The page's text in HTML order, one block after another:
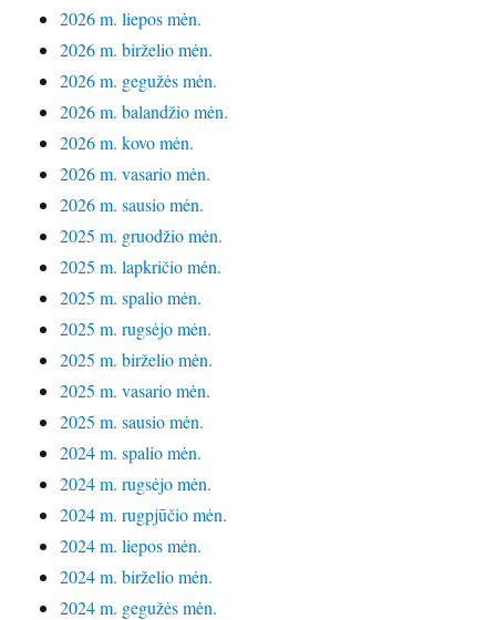
2026 m. liepos mėn.
2026 m. birželio mėn.
2026 m. gegužės mėn.
2026 m. balandžio mėn.
2026 m. kovo mėn.
2026 m. vasario mėn.
2026 m. sausio mėn.
2025 m. gruodžio mėn.
2025 m. lapkričio mėn.
2025 m. spalio mėn.
2025 m. rugsėjo mėn.
2025 m. birželio mėn.
2025 m. vasario mėn.
2025 m. sausio mėn.
2024 m. spalio mėn.
2024 m. rugsėjo mėn.
2024 m. rugpjūčio mėn.
2024 m. liepos mėn.
2024 m. birželio mėn.
2024 m. gegužės mėn.